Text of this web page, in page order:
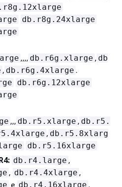
db.r8g.24xlarge
,,,, db.r6g.xlarge , db
, db.r6g.4xlarge .
db.r6g.12xlarge
,,, db.r5.xlarge , db.r5.
, db.r5.8xlarg
db.r5.16xlarge
db.r4.large ,
, db.r4.4xlarge ,
e db.r4.16xlarge .